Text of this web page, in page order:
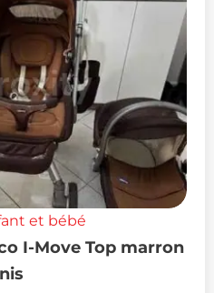
et bébé
I-Move Top marron